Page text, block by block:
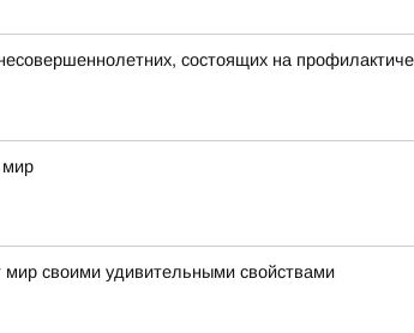
состоящих на
мир
мир своими удивительными свойствами